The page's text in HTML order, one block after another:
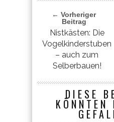
← Vorheriger
Beitrag
Nistkästen: Die
Vogelkinderstuben
– auch zum
Selberbauen!
DIESE
KÖNNTEN